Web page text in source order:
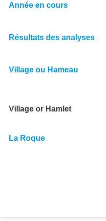
Année en cours
Résultats des analyses
Village ou Hameau
Village or Hamlet
La Roque